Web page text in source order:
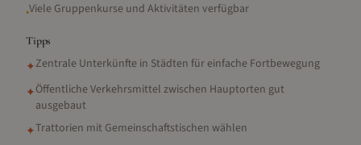
•Viele Gruppenkurse und Aktivitäten verfügbar
Tipps
✦Zentrale Unterkünfte in Städten für einfache Fortbewegung
✦Öffentliche Verkehrsmittel zwischen Hauptorten gut
ausgebaut
✦Trattorien mit Gemeinschaftstischen wählen